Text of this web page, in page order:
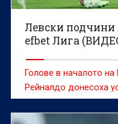
Левски подчини
efbet Лига
Голове в началото на
Рейналдо донесоха